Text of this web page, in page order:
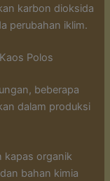
karbon dioksida
perubahan iklim.
Polos
beberapa
dalam produksi
kapas organik
bahan kimia